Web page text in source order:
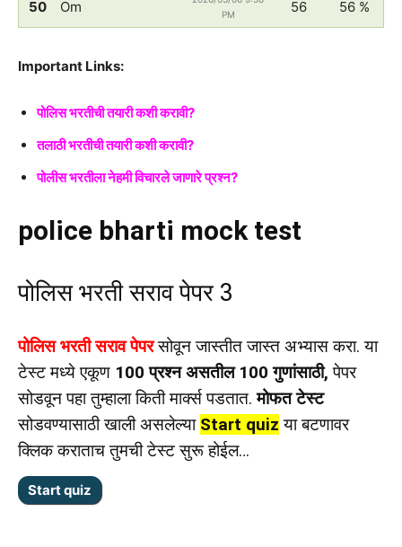
50 Om
PM
56 56 %
Important Links:
पोलिस भरतीची तयारी कशी करावी?
तलाठी भरतीची तयारी कशी करावी?
पोलीस भरतीला नेहमी विचारले जाणारे प्रश्न?
police bharti mock test
पोलिस भरती सराव पेपर 3
पोलिस भरती सराव पेपरसोवून जास्तीत जास्त अभ्यास करा. या
टेस्ट मध्ये एकूण 100 प्रश्न असतील 100 गुणांसाठी, पेपर
सोडवून पहा तुम्हाला किती मार्क्स पडतात.मोफत टेस्ट
सोडवण्यासाठी खाली असलेल्या Start quiz या बटणावर
क्लिक कराताच तुमची टेस्ट सुरू होईल…